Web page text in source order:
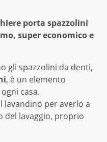
porta spazzolini
super economico e
gli spazzolini da denti,
, è un elemento
casa.
lavandino per averlo a
del lavaggio, proprio